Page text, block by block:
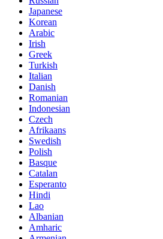
Japanese
Korean
Arabic
Irish
Greek
Turkish
Italian
Danish
Romanian
Indonesian
Czech
Afrikaans
Swedish
Polish
Basque
Catalan
Esperanto
Hindi
Lao
Albanian
Amharic